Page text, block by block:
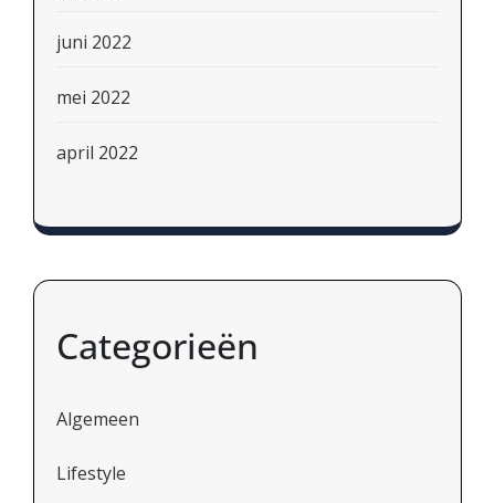
juni 2022
mei 2022
april 2022
Categorieën
Algemeen
Lifestyle